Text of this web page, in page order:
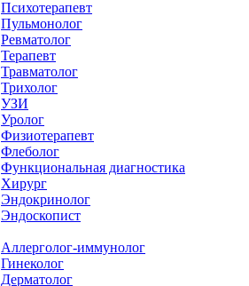
Психотерапевт
Пульмонолог
Ревматолог
Терапевт
Травматолог
Трихолог
УЗИ
Уролог
Физиотерапевт
Флеболог
Функциональная диагностика
Хирург
Эндокринолог
Эндоскопист
Аллерголог-иммунолог
Гинеколог
Дерматолог